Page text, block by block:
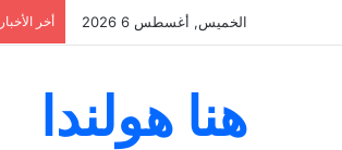
الخميس, أغسطس 6 2026 أخر الأخبار
هنا هولندا